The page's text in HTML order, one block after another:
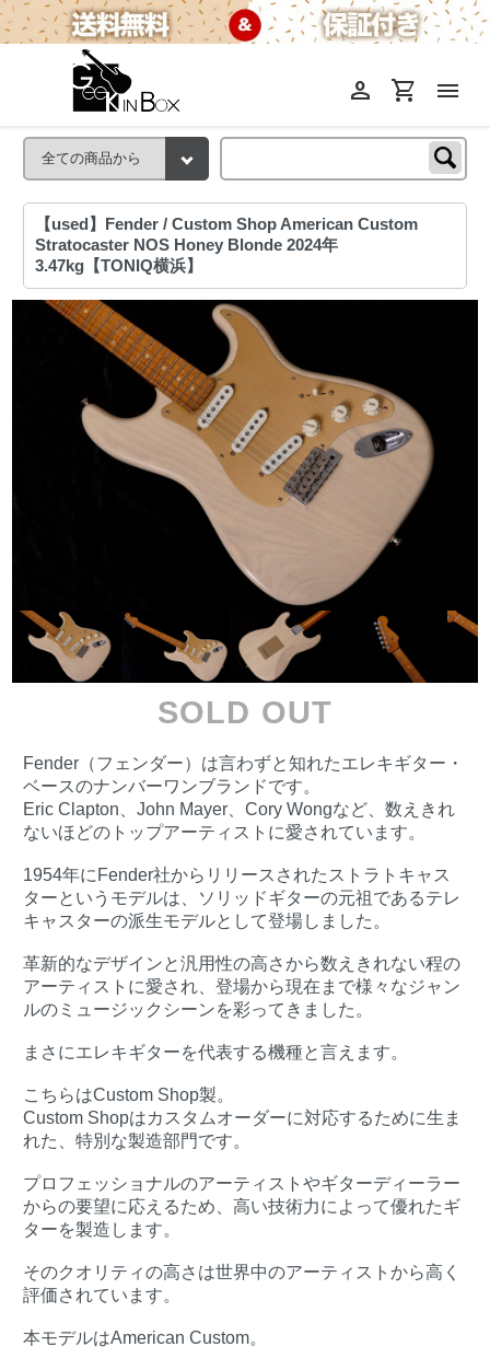
menu
shopping_cart
person
【used】Fender / Custom Shop American Custom
Stratocaster NOS Honey Blonde 2024年
3.47kg【TONIQ横浜】
SOLD OUT
Fender（フェンダー）は言わずと知れたエレキギター・
ベースのナンバーワンブランドです。
Eric Clapton、John Mayer、Cory Wongなど、数えきれ
ないほどのトップアーティストに愛されています。
1954年にFender社からリリースされたストラトキャス
ターというモデルは、ソリッドギターの元祖であるテレ
キャスターの派生モデルとして登場しました。
革新的なデザインと汎用性の高さから数えきれない程の
アーティストに愛され、登場から現在まで様々なジャン
ルのミュージックシーンを彩ってきました。
まさにエレキギターを代表する機種と言えます。
こちらはCustom Shop製。
Custom Shopはカスタムオーダーに対応するために生ま
れた、特別な製造部門です。
プロフェッショナルのアーティストやギターディーラー
からの要望に応えるため、高い技術力によって優れたギ
ターを製造します。
そのクオリティの高さは世界中のアーティストから高く
評価されています。
本モデルはAmerican Custom。